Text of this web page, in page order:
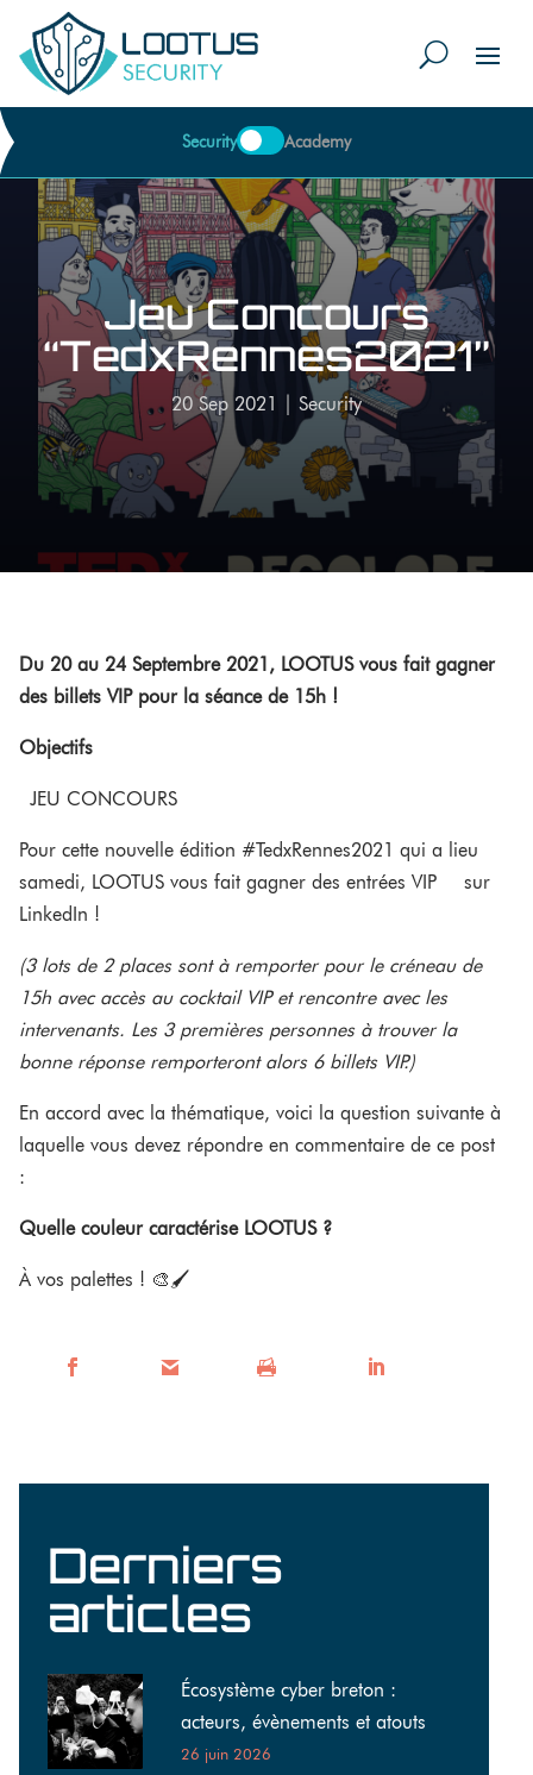
Security Academy
Jeu Concours
“TedxRennes2021”
20 Sep 2021 Security
Du 20 au 24 Septembre 2021, LOOTUS vous fait gagner
des billets VIP pour la séance de 15h !
Objectifs
JEU CONCOURS
Pour cette nouvelle édition #TedxRennes2021 qui a lieu
samedi, LOOTUS vous fait gagner des entrées VIP sur
LinkedIn !
(3 lots de 2 places sont à remporter pour le créneau de
15h avec accès au cocktail VIP et rencontre avec les
intervenants. Les 3 premières personnes à trouver la
bonne réponse remporteront alors 6 billets VIP.)
En accord avec la thématique, voici la question suivante à
laquelle vous devez répondre en commentaire de ce post
:
Quelle couleur caractérise LOOTUS ?
À vos palettes ! 🎨🖌
Derniers
articles
Écosystème cyber breton :
acteurs, évènements et atouts
26 juin 2026